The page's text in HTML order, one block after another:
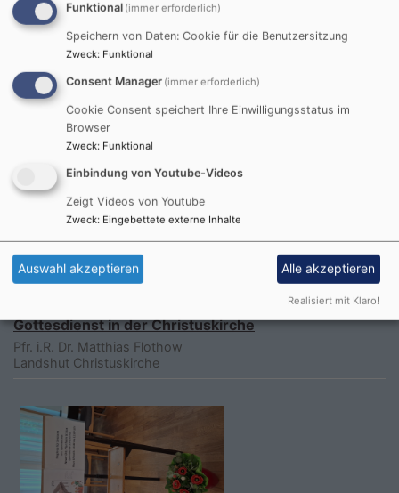
Sa, 5.9. 10-11 Uhr
Gottesdienst im Matthäusstift
Pfrin. Krieger
Landshut Matthäusstift
Gottesdienst in der Christuskirche
Pfr. i.R. Dr. Matthias Flothow
Landshut Christuskirche
Funktional (immer erforderlich)
Speichern von Daten: Cookie für die Benutzersitzung
Zweck: Funktional
Consent Manager (immer erforderlich)
Cookie Consent speichert Ihre Einwilligungsstatus im
Browser
Zweck: Funktional
Einbindung von Youtube-Videos
Zeigt Videos von Youtube
Zweck: Eingebettete externe Inhalte
Auswahl akzeptieren Alle akzeptieren
Realisiert mit Klaro!